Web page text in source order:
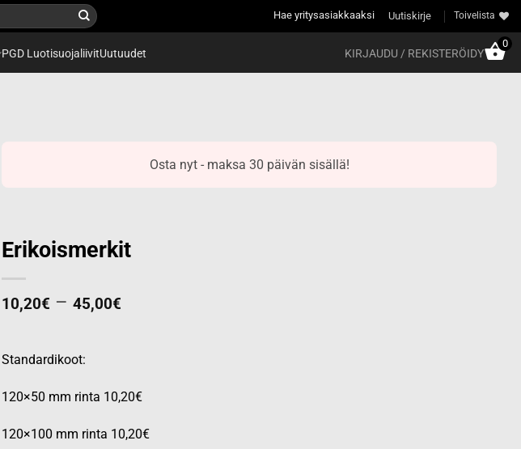
Hae yritysasiakkaaksi Uutiskirje Toivelista
PGD LuotisuojaliivitUutuudet KIRJAUDU / REKISTERÖIDY
0
Osta nyt - maksa 30 päivän sisällä!
Erikoismerkit
10,20€ – 45,00€
Standardikoot:
120×50 mm rinta 10,20€
120×100 mm rinta 10,20€